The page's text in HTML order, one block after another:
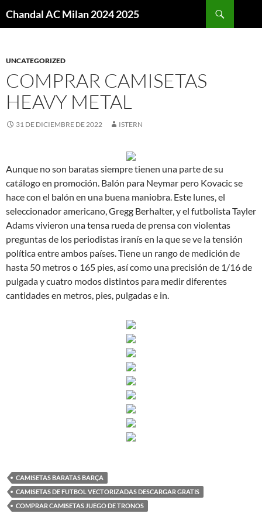
Chandal AC Milan 2024 2025
UNCATEGORIZED
COMPRAR CAMISETAS
HEAVY METAL
31 DE DICIEMBRE DE 2022 ISTERN
Aunque no son baratas siempre tienen una parte de su
catálogo en promoción. Balón para Neymar pero Kovacic se
hace con el balón en una buena maniobra. Este lunes, el
seleccionador americano, Gregg Berhalter, y el futbolista Tayler
Adams vivieron una tensa rueda de prensa con violentas
preguntas de los periodistas iranís en la que se ve la tensión
política entre ambos países. Tiene un rango de medición de
hasta 50 metros o 165 pies, así como una precisión de 1/16 de
pulgada y cuatro modos distintos para medir diferentes
cantidades en metros, pies, pulgadas e in.
CAMISETAS BARATAS BARÇA
CAMISETAS DE FUTBOL VECTORIZADAS DESCARGAR GRATIS
COMPRAR CAMISETAS JUEGO DE TRONOS